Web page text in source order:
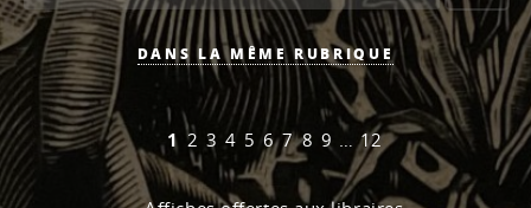
DANS LA MÊME RUBRIQUE
1 2 3 4 5 6 7 8 9 12